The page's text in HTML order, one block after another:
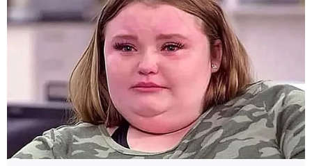
En el caso de los hombres, puede haber aumento de
senos y sensibilidad en la región, por ejemplo.
Además, el uso excesivo de DHEA puede provocar
insomnio, brotes de acné, dolor abdominal, aumento
del colesterol y cambios en la frecuencia cardíaca,
además de aumentar el riesgo de sangrado en
personas que usan anticoagulantes.